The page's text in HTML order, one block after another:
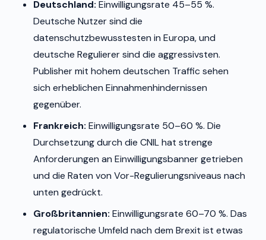
Deutschland: Einwilligungsrate 45–55 %.
Deutsche Nutzer sind die
datenschutzbewusstesten in Europa, und
deutsche Regulierer sind die aggressivsten.
Publisher mit hohem deutschen Traffic sehen
sich erheblichen Einnahmenhindernissen
gegenüber.
Frankreich: Einwilligungsrate 50–60 %. Die
Durchsetzung durch die CNIL hat strenge
Anforderungen an Einwilligungsbanner getrieben
und die Raten von Vor-Regulierungsniveaus nach
unten gedrückt.
Großbritannien: Einwilligungsrate 60–70 %. Das
regulatorische Umfeld nach dem Brexit ist etwas